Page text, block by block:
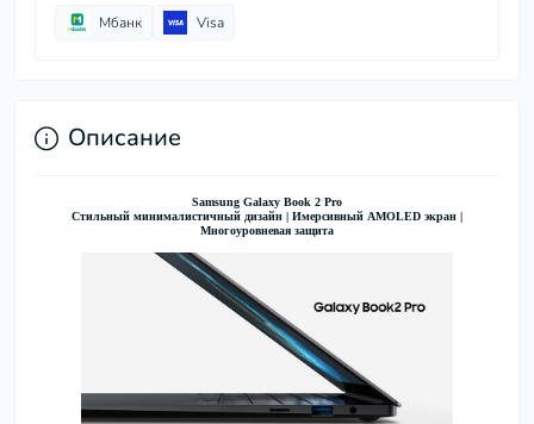
Мбанк Visa
Описание
Samsung Galaxy Book 2 Pro
Стильный минималистичный дизайн | Имерсивный AMOLED экран |
Многоуровневая защита